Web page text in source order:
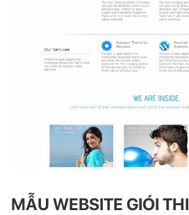
MẪU WEBSITE GIÓI